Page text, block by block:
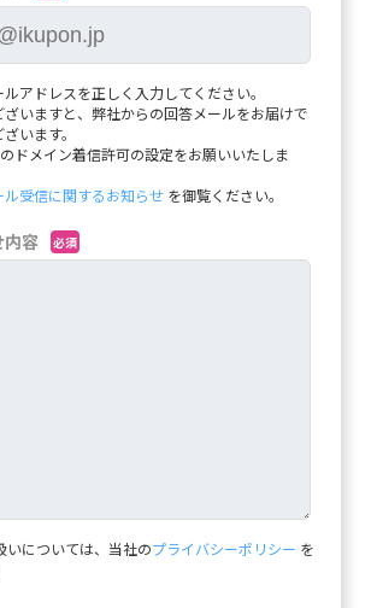
アドレスを正しく入力してください。
ざいますと、弊社からの回答メールをお届けで
います。
ドメイン着信許可の設定をお願いいたしま
ル受信に関するお知らせ を御覧ください。
容 必須
いについては、当社のプライバシーポリシー を